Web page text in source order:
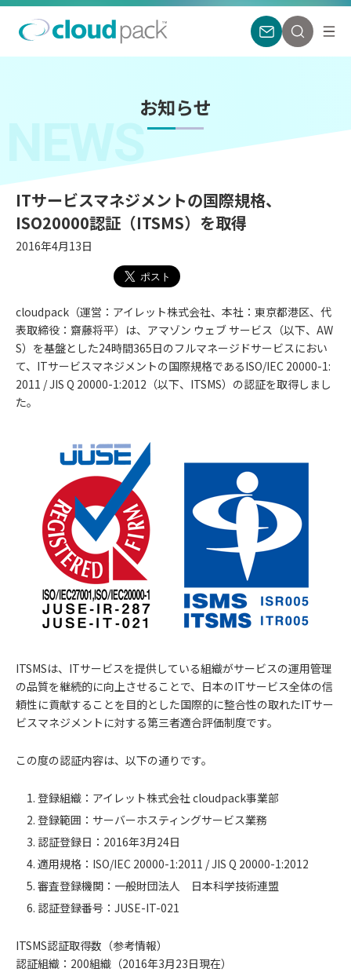
お知らせ
ITサービスマネジメントの国際規格、
ISO20000認証（ITSMS）を取得
2016年4月13日
cloudpack（運営：アイレット株式会社、本社：東京都港区、代
表取締役：齋藤将平）は、アマゾン ウェブ サービス（以下、AW
S）を基盤とした24時間365日のフルマネージドサービスにおい
て、ITサービスマネジメントの国際規格であるISO/IEC 20000-1:
2011 / JIS Q 20000-1:2012（以下、ITSMS）の認証を取得しまし
た。
ITSMSは、ITサービスを提供している組織がサービスの運用管理
の品質を継続的に向上させることで、日本のITサービス全体の信
頼性に貢献することを目的とした国際的に整合性の取れたITサー
ビスマネジメントに対する第三者適合評価制度です。
この度の認証内容は、以下の通りです。
登録組織：アイレット株式会社 cloudpack事業部
登録範囲：サーバーホスティングサービス業務
認証登録日：2016年3月24日
適用規格：ISO/IEC 20000-1:2011 / JIS Q 20000-1:2012
審査登録機関：一般財団法人 日本科学技術連盟
認証登録番号：JUSE-IT-021
ITSMS認証取得数（参考情報）
認証組織：200組織（2016年3月23日現在）